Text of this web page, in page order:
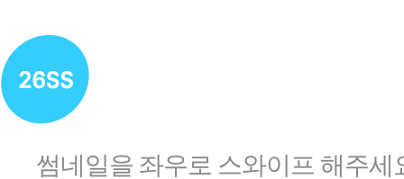
썸네일을 좌우로 스와이프 해주세